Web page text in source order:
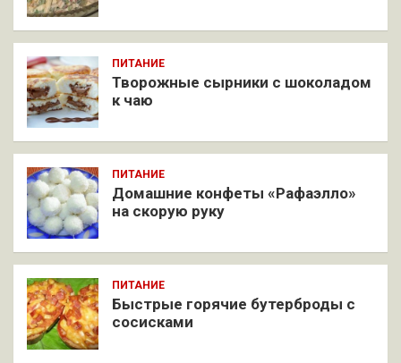
ПИТАНИЕ
Творожные сырники с шоколадом
к чаю
ПИТАНИЕ
Домашние конфеты «Рафаэлло»
на скорую руку
ПИТАНИЕ
Быстрые горячие бутерброды с
сосисками